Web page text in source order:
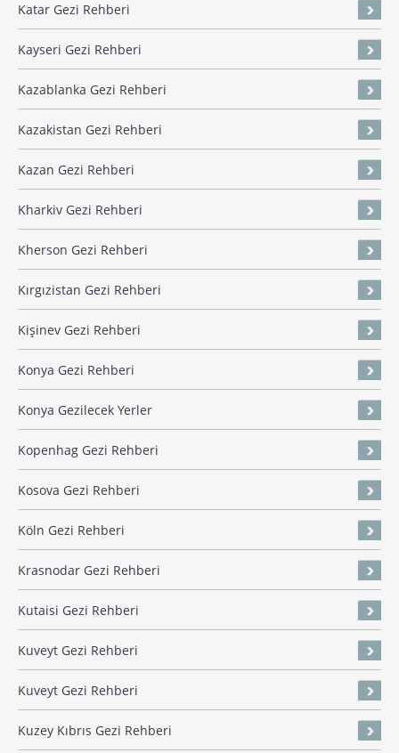
Katar Gezi Rehberi
Kayseri Gezi Rehberi
Kazablanka Gezi Rehberi
Kazakistan Gezi Rehberi
Kazan Gezi Rehberi
Kharkiv Gezi Rehberi
Kherson Gezi Rehberi
Kırgızistan Gezi Rehberi
Kişinev Gezi Rehberi
Konya Gezi Rehberi
Konya Gezilecek Yerler
Kopenhag Gezi Rehberi
Kosova Gezi Rehberi
Köln Gezi Rehberi
Krasnodar Gezi Rehberi
Kutaisi Gezi Rehberi
Kuveyt Gezi Rehberi
Kuveyt Gezi Rehberi
Kuzey Kıbrıs Gezi Rehberi